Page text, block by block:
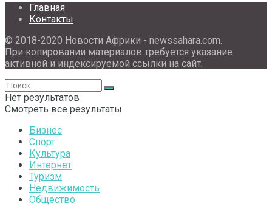
Главная
Контакты
© 2018-2020 Новости Африки - newssahara.com.
При копировании материалов требуется указание
активной и индексируемой ссылки на сайт.
Нет результатов
Смотреть все результаты
Бизнес
Спорт
Культура
Интернет
Туризм
Недвижимость
Общество